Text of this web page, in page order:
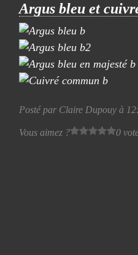
Argus bleu et
Posté par Claire Dupouy à
Vous aimez ? 0